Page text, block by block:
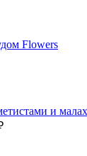
Flowers
и